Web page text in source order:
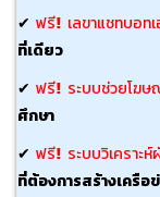
✔ ฟรี! เลขาแชทบอทเ
ที่เดียว
✔ ฟรี! ระบบช่วยโฆษ
ศึกษา
✔ ฟรี! ระบบวิเคราะห์
ที่ต้องการสร้างเครือ